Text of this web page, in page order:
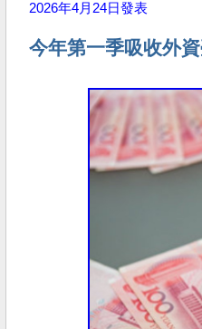
2026年4月24日發表
今年第一季吸收外